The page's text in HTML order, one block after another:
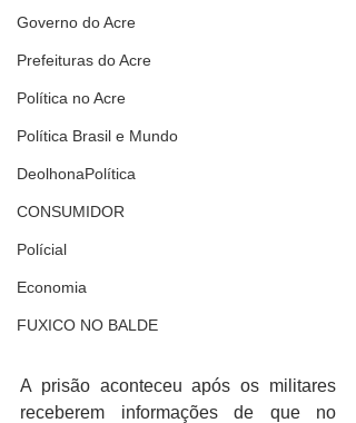
Governo do Acre
Prefeituras do Acre
Política no Acre
Política Brasil e Mundo
DeolhonaPolítica
CONSUMIDOR
Polícial
Economia
FUXICO NO BALDE
A prisão aconteceu após os militares
receberem informações de que no